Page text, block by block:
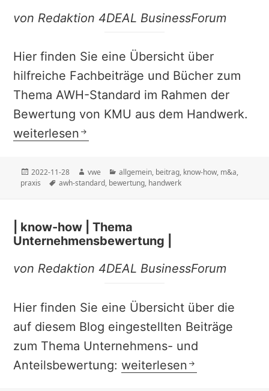
von Redaktion 4DEAL BusinessForum
Hier finden Sie eine Übersicht über
hilfreiche Fachbeiträge und Bücher zum
Thema AWH-Standard im Rahmen der
Bewertung von KMU aus dem Handwerk.
| know-how | Thema Bewertung nach dem
weiterlesen
Veröffentlicht
am
2022-11-28 Autor
vwe Kategorien
allgemein, beitrag, know-how, m&a,
praxis
Schlagwörter
awh-standard, bewertung, handwerk
| know-how | Thema
Unternehmensbewertung |
von Redaktion 4DEAL BusinessForum
Hier finden Sie eine Übersicht über die
auf diesem Blog eingestellten Beiträge
zum Thema Unternehmens- und
Anteilsbewertung:| know-how | Thema
weiterlesen